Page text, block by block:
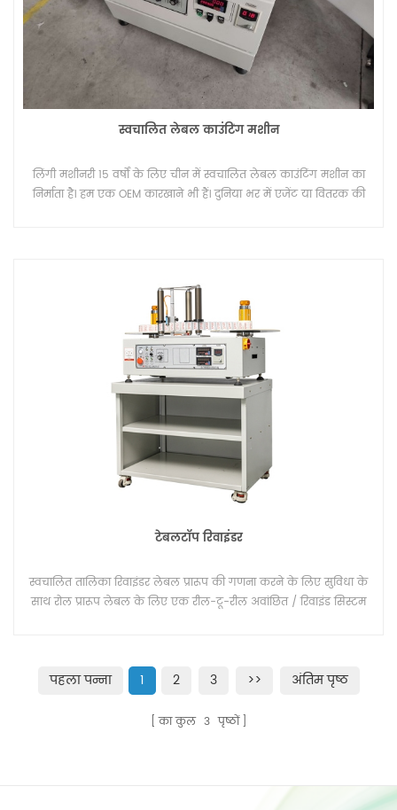
स्वचालित लेबल काउंटिंग मशीन
लिंगी मशीनरी 15 वर्षों के लिए चीन में स्वचालित लेबल काउंटिंग मशीन का
निर्माता है। हम एक OEM कारखाने भी हैं। दुनिया भर में एजेंट या वितरक की
टेबलटॉप रिवाइंडर
स्वचालित तालिका रिवाइंडर लेबल प्रारूप की गणना करने के लिए सुविधा के
साथ रोल प्रारूप लेबल के लिए एक रील-टू-रील अवांछित / रिवाइंड सिस्टम
पहला पन्ना 1 2 3 >> अंतिम पृष्ठ
का कुल 3 पृष्ठों